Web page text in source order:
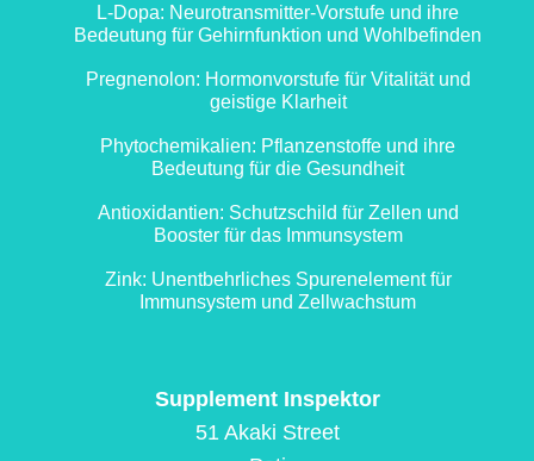
L-Dopa: Neurotransmitter-Vorstufe und ihre
Bedeutung für Gehirnfunktion und Wohlbefinden
Pregnenolon: Hormonvorstufe für Vitalität und
geistige Klarheit
Phytochemikalien: Pflanzenstoffe und ihre
Bedeutung für die Gesundheit
Antioxidantien: Schutzschild für Zellen und
Booster für das Immunsystem
Zink: Unentbehrliches Spurenelement für
Immunsystem und Zellwachstum
Supplement Inspektor
51 Akaki Street